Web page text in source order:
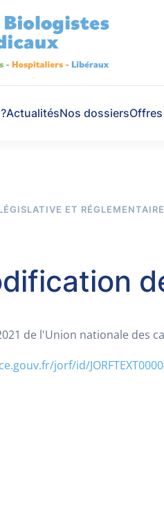
ActualitésNos dossiers
ET RÉGLEMENTAIRE
de l'Union nationale des
fr/jorf/id/